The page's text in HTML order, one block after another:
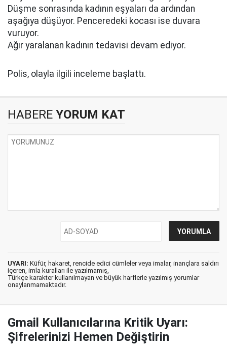
Düşme sonrasında kadının eşyaları da ardından
aşağıya düşüyor. Penceredeki kocası ise duvara
vuruyor.
Ağır yaralanan kadının tedavisi devam ediyor.
Polis, olayla ilgili inceleme başlattı.
HABERE YORUM KAT
UYARI: Küfür, hakaret, rencide edici cümleler veya imalar, inançlara saldırı
içeren, imla kuralları ile yazılmamış,
Türkçe karakter kullanılmayan ve büyük harflerle yazılmış yorumlar
onaylanmamaktadır.
Gmail Kullanıcılarına Kritik Uyarı:
Şifrelerinizi Hemen Değiştirin